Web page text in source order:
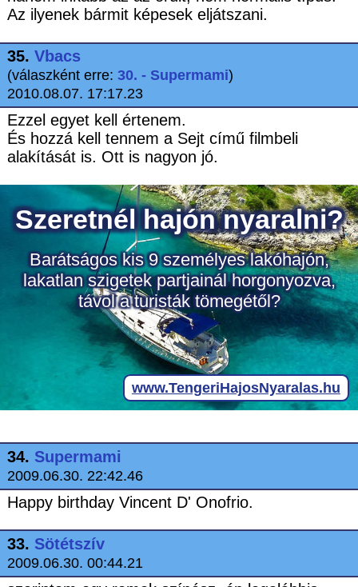
Az ilyenek bármit képesek eljátszani.
35. Vbacs
(válaszként erre: 30. - Supermami)
2010.08.07. 17:17.23
Ezzel egyet kell értenem.
És hozzá kell tennem a Sejt című filmbeli
alakítását is. Ott is nagyon jó.
34. Supermami
2009.06.30. 22:42.46
Happy birthday Vincent D' Onofrio.
33. Sötétszív
2009.06.30. 00:44.21